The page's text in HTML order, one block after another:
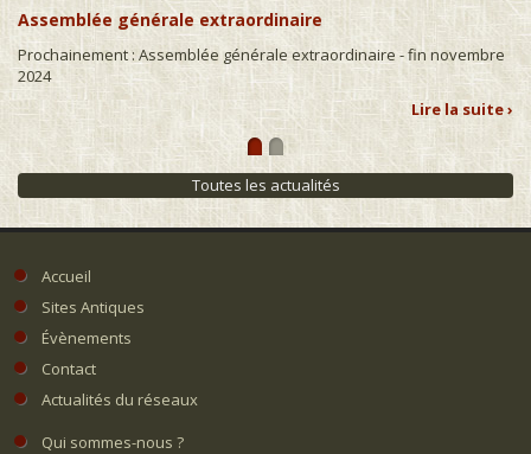
Assemblée générale extraordinaire
Prochainement : Assemblée générale extraordinaire - fin novembre
2024
Lire la suite ›
Toutes les actualités
Accueil
Sites Antiques
Évènements
Contact
Actualités du réseaux
Qui sommes-nous ?